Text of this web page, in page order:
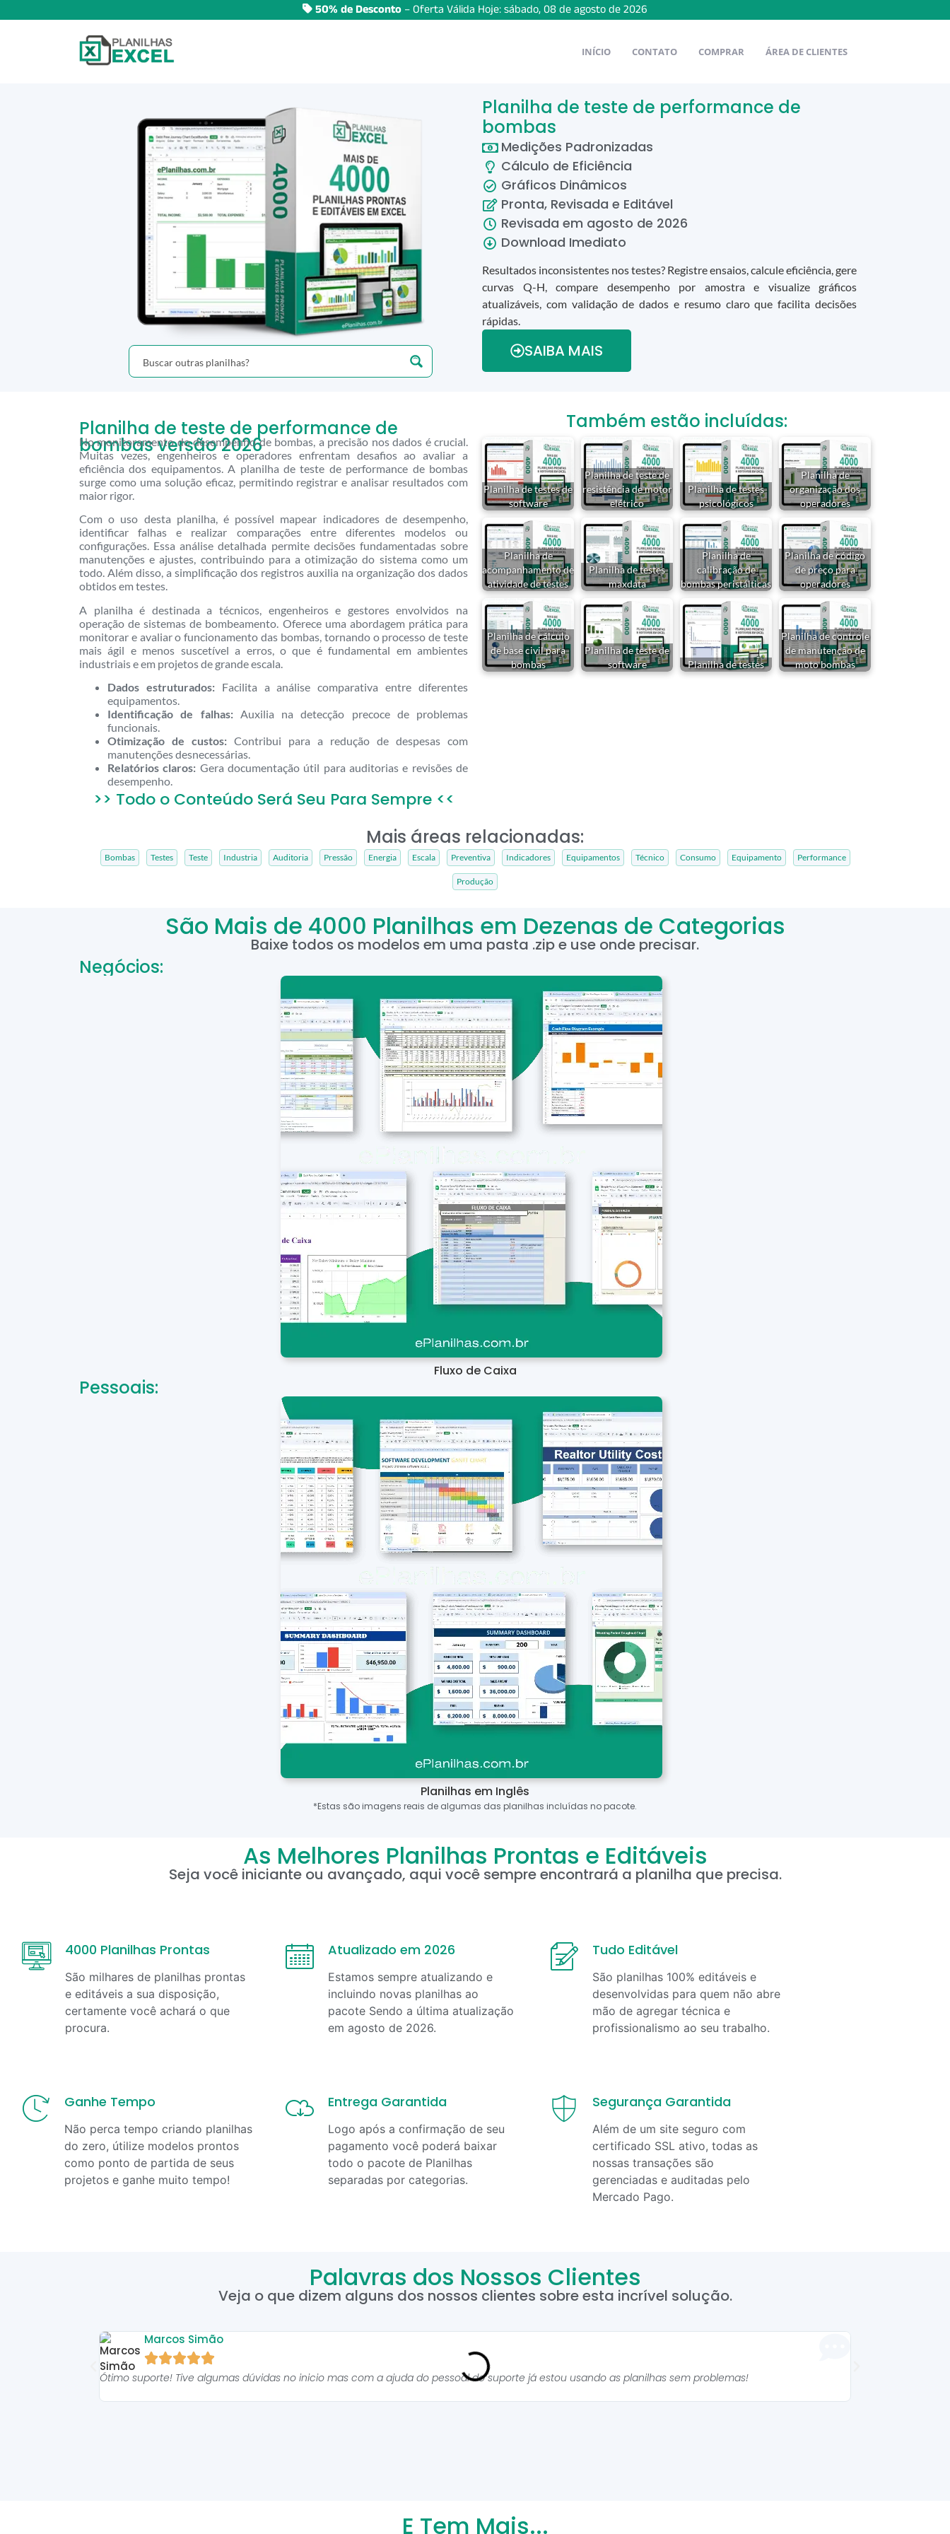
50% de Desconto – Oferta Válida Hoje:sábado,08deagostode2026
INÍCIO CONTATO COMPRAR ÁREA DE CLIENTES
Planilha de teste de performance de
bombas
Medições Padronizadas
Cálculo de Eficiência
Gráficos Dinâmicos
Pronta, Revisada e Editável
Revisada em agosto de 2026
Download Imediato
Resultados inconsistentes nos testes? Registre ensaios, calcule eficiência, gere
curvas Q-H, compare desempenho por amostra e visualize gráficos
atualizáveis, com validação de dados e resumo claro que facilita decisões
rápidas.
SAIBA MAIS
Planilha de teste de performance de
bombas versão 2026
No monitoramento do desempenho de bombas, a precisão nos dados é crucial.
Muitas vezes, engenheiros e operadores enfrentam desafios ao avaliar a
eficiência dos equipamentos. A planilha de teste de performance de bombas
surge como uma solução eficaz, permitindo registrar e analisar resultados com
maior rigor.
Com o uso desta planilha, é possível mapear indicadores de desempenho,
identificar falhas e realizar comparações entre diferentes modelos ou
configurações. Essa análise detalhada permite decisões fundamentadas sobre
manutenções e ajustes, contribuindo para a otimização do sistema como um
todo. Além disso, a simplificação dos registros auxilia na organização dos dados
obtidos em testes.
A planilha é destinada a técnicos, engenheiros e gestores envolvidos na
operação de sistemas de bombeamento. Oferece uma abordagem prática para
monitorar e avaliar o funcionamento das bombas, tornando o processo de teste
mais ágil e menos suscetível a erros, o que é fundamental em ambientes
industriais e em projetos de grande escala.
Dados estruturados:Facilita a análise comparativa entre diferentes
equipamentos.
Identificação de falhas:Auxilia na detecção precoce de problemas
funcionais.
Otimização de custos: Contribui para a redução de despesas com
manutenções desnecessárias.
Relatórios claros: Gera documentação útil para auditorias e revisões de
desempenho.
>> Todo o Conteúdo Será Seu Para Sempre <<
Também estão incluídas:
Planilha de testes de
software
Planilha de teste de
resistência de motor
elétrico
Planilha de testes
psicológicos
Planilha de
organização dos
operadores
Planilha de
acompanhamento de
atividade de testes
Planilha de testes
maxdata
Planilha de
calibração de
bombas peristálticas
Planilha de código
de preço para
operadores
Planilha de cálculo
de base civil para
bombas
Planilha de teste de
software
Planilha de testes
Planilha de controle
de manutenção de
moto bombas
Mais áreas relacionadas:
Bombas Testes Teste Industria Auditoria Pressão Energia Escala Preventiva Indicadores Equipamentos Técnico Consumo Equipamento Performance
Produção
São Mais de 4000 Planilhas em Dezenas de Categorias
Baixe todos os modelos em uma pasta .zip e use onde precisar.
Negócios:
Fluxo de Caixa
Pessoais:
Planilhas em Inglês
*Estas são imagens reais de algumas das planilhas incluídas no pacote.
As Melhores Planilhas Prontas e Editáveis
Seja você iniciante ou avançado, aqui você sempre encontrará a planilha que precisa.
4000 Planilhas Prontas
São milhares de planilhas prontas
e editáveis a sua disposição,
certamente você achará o que
procura.
Atualizado em 2026
Estamos sempre atualizando e
incluindo novas planilhas ao
pacote Sendo a última atualização
em agosto de 2026.
Tudo Editável
São planilhas 100% editáveis e
desenvolvidas para quem não abre
mão de agregar técnica e
profissionalismo ao seu trabalho.
Ganhe Tempo
Não perca tempo criando planilhas
do zero, útilize modelos prontos
como ponto de partida de seus
projetos e ganhe muito tempo!
Entrega Garantida
Logo após a confirmação de seu
pagamento você poderá baixar
todo o pacote de Planilhas
separadas por categorias.
Segurança Garantida
Além de um site seguro com
certificado SSL ativo, todas as
nossas transações são
gerenciadas e auditadas pelo
Mercado Pago.
Palavras dos Nossos Clientes
Veja o que dizem alguns dos nossos clientes sobre esta incrível solução.
Marcos Simão

Ótimo suporte! Tive algumas dúvidas no inicio mas com a ajuda do pessoal do suporte já estou usando as planilhas sem problemas!
E Tem Mais...